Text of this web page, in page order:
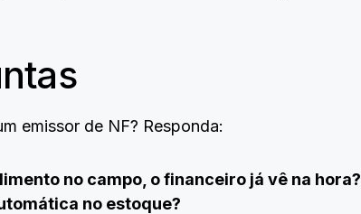
emissor de NF? Responda:
no campo, o financeiro já vê na hora?
no estoque?